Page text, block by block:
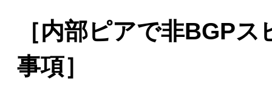
［内部ピアで非BGP
事項］